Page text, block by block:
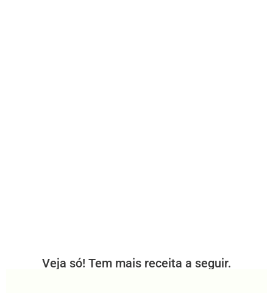
Veja só! Tem mais receita a seguir.